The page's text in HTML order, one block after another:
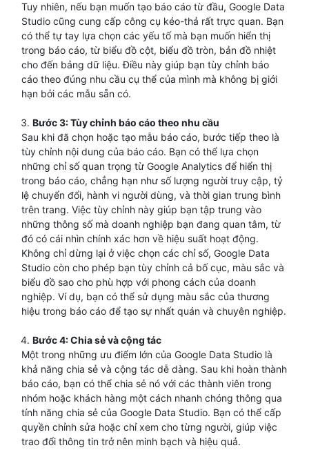
Tuy nhiên, nếu bạn muốn tạo báo cáo từ đầu, Google Data
Studio cũng cung cấp công cụ kéo-thả rất trực quan. Bạn
có thể tự tay lựa chọn các yếu tố mà bạn muốn hiển thị
trong báo cáo, từ biểu đồ cột, biểu đồ tròn, bản đồ nhiệt
cho đến bảng dữ liệu. Điều này giúp bạn tùy chỉnh báo
cáo theo đúng nhu cầu cụ thể của mình mà không bị giới
hạn bởi các mẫu sẵn có.
Bước 3: Tùy chỉnh báo cáo theo nhu cầu
Sau khi đã chọn hoặc tạo mẫu báo cáo, bước tiếp theo là
tùy chỉnh nội dung của báo cáo. Bạn có thể lựa chọn
những chỉ số quan trọng từ Google Analytics để hiển thị
trong báo cáo, chẳng hạn như số lượng người truy cập, tỷ
lệ chuyển đổi, hành vi người dùng, và thời gian trung bình
trên trang. Việc tùy chỉnh này giúp bạn tập trung vào
những thông số mà doanh nghiệp bạn đang quan tâm, từ
đó có cái nhìn chính xác hơn về hiệu suất hoạt động.
Không chỉ dừng lại ở việc chọn các chỉ số, Google Data
Studio còn cho phép bạn tùy chỉnh cả bố cục, màu sắc và
biểu đồ sao cho phù hợp với phong cách của doanh
nghiệp. Ví dụ, bạn có thể sử dụng màu sắc của thương
hiệu trong báo cáo để tạo sự nhất quán và chuyên nghiệp.
Bước 4: Chia sẻ và cộng tác
Một trong những ưu điểm lớn của Google Data Studio là
khả năng chia sẻ và cộng tác dễ dàng. Sau khi hoàn thành
báo cáo, bạn có thể chia sẻ nó với các thành viên trong
nhóm hoặc khách hàng một cách nhanh chóng thông qua
tính năng chia sẻ của Google Data Studio. Bạn có thể cấp
quyền chỉnh sửa hoặc chỉ xem cho từng người, giúp việc
trao đổi thông tin trở nên minh bạch và hiệu quả.